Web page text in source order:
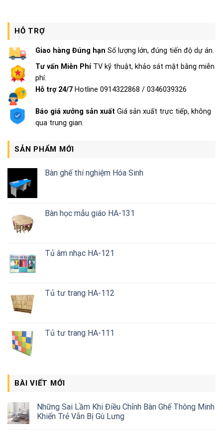
HỖ TRỢ
Giao hàng Đúng hạn Số lượng lớn, đúng tiến độ dự án.
Tư vấn Miễn PhíTV kỹ thuật, khảo sát mặt bằng miễn
phí.
Hỗ trợ 24/7 Hotline 0914322868 / 0346039326
Báo giá xưởng sản xuất Giá sản xuất trực tiếp, không
qua trung gian.
SẢN PHẨM MỚI
Bàn ghế thí nghiệm Hóa Sinh
Bàn học mẫu giáo HA-131
Tủ âm nhạc HA-121
Tủ tư trang HA-112
Tủ tư trang HA-111
BÀI VIẾT MỚI
Những Sai Lầm Khi Điều Chỉnh Bàn Ghế Thông Minh
Khiến Trẻ Vẫn Bị Gù Lưng